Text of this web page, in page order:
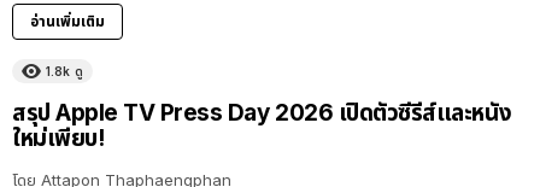
อ่านเพิ่มเติม
1.8k ดู
สรุป Apple TV Press Day 2026 เปิดตัวซีรีส์และหนัง
ใหม่เพียบ!
โดย Attapon Thaphaengphan